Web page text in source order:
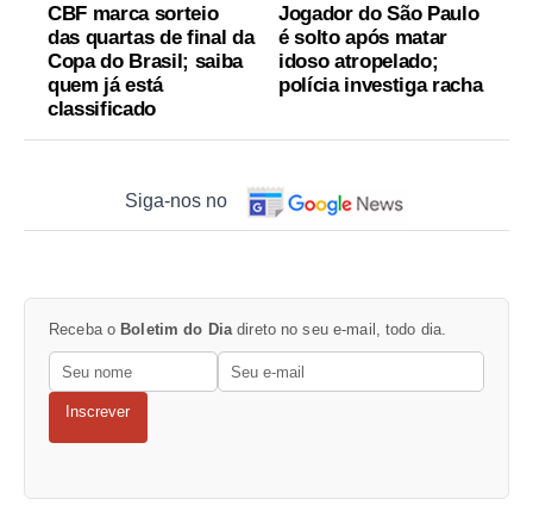
CBF marca sorteio
das quartas de final da
Copa do Brasil; saiba
quem já está
classificado
Jogador do São Paulo
é solto após matar
idoso atropelado;
polícia investiga racha
Siga-nos no
Receba o Boletim do Dia direto no seu e-mail, todo dia.
Inscrever